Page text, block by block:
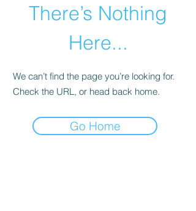
There’s Nothing
Here...
We can’t find the page you’re looking for.
Check the URL, or head back home.
Go Home